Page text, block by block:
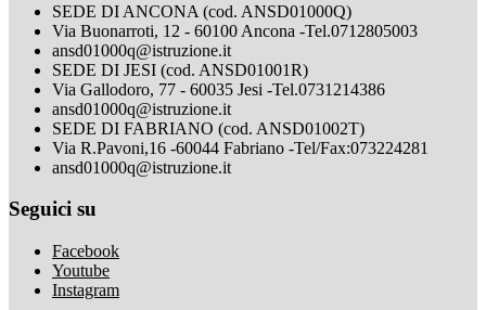
SEDE DI ANCONA (cod. ANSD01000Q)
Via Buonarroti, 12 - 60100 Ancona -Tel.0712805003
ansd01000q@istruzione.it
SEDE DI JESI (cod. ANSD01001R)
Via Gallodoro, 77 - 60035 Jesi -Tel.0731214386
ansd01000q@istruzione.it
SEDE DI FABRIANO (cod. ANSD01002T)
Via R.Pavoni,16 -60044 Fabriano -Tel/Fax:073224281
ansd01000q@istruzione.it
Seguici su
Facebook
Youtube
Instagram